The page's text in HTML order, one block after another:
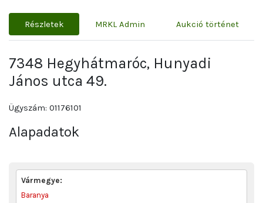
Részletek MRKL Admin Aukció történet
7348 Hegyhátmaróc, Hunyadi
János utca 49.
Ügyszám: 01176101
Alapadatok
Vármegye:
Baranya